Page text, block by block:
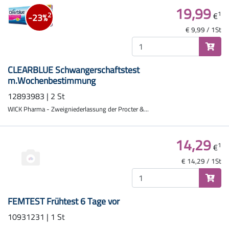
-23%2
CLEARBLUE Schwangerschaftstest
m.Wochenbestimmung
12893983 | 2 St
WICK Pharma - Zweigniederlassung der Procter &...
19,99€1
€ 9,99 / 1St
FEMTEST Frühtest 6 Tage vor
10931231 | 1 St
14,29€1
€ 14,29 / 1St